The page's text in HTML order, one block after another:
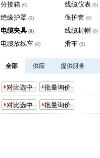
分接箱 (0) 线缆仪表 (0)
绝缘护罩 (0) 保护套 (0)
电缆夹具 (0) 线缆封帽 (0)
电缆放线车 (0) 滑车 (0)
全部 供应 提供服务